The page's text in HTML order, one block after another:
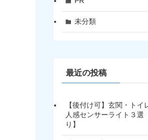
未分類
最近の投稿
【後付け可】玄関・ト
人感センサーライト３選
り】